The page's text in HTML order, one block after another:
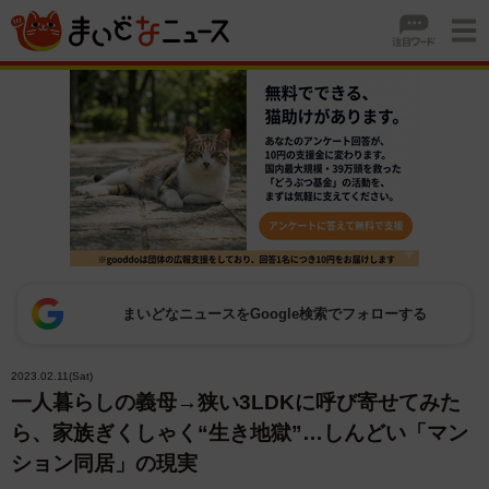
まいどなニュースをGoogle検索でフォローする
2023.02.11(Sat)
一人暮らしの義母→狭い3LDKに呼び寄せてみた
ら、家族ぎくしゃく“生き地獄”…しんどい「マン
ション同居」の現実